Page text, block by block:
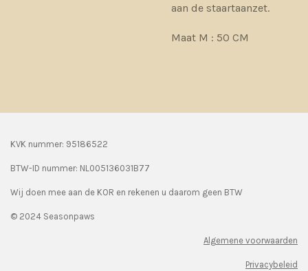
aan de staartaanzet.
Maat M : 50 CM
KVK nummer: 95186522
BTW-ID nummer: NL005136031B77
Wij doen mee aan de KOR en rekenen u daarom geen BTW
© 2024 Seasonpaws
Algemene voorwaarden
Privacybeleid